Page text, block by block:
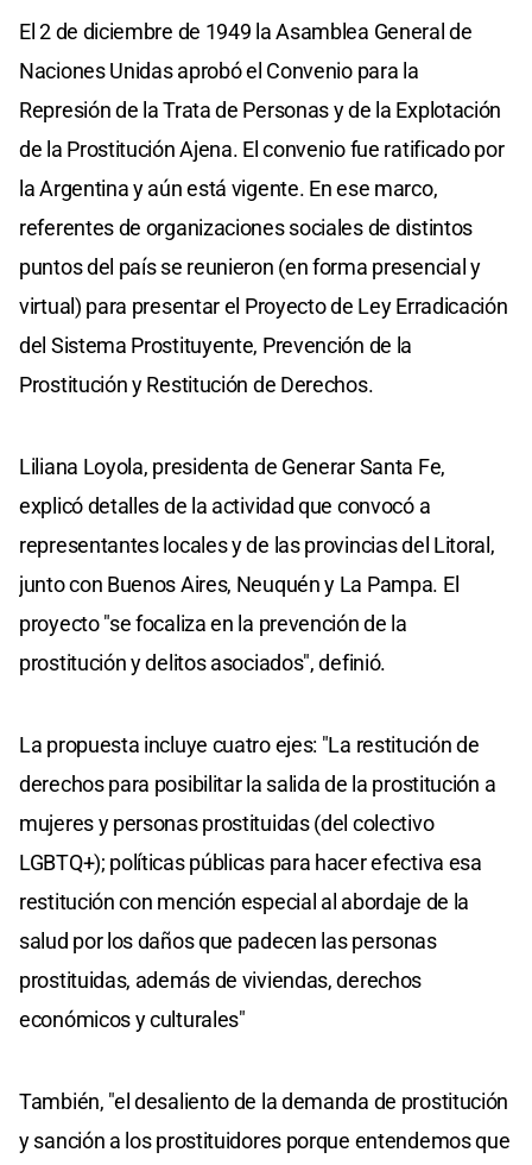
El 2 de diciembre de 1949 la Asamblea General de
Naciones Unidas aprobó el Convenio para la
Represión de la Trata de Personas y de la Explotación
de la Prostitución Ajena. El convenio fue ratificado por
la Argentina y aún está vigente. En ese marco,
referentes de organizaciones sociales de distintos
puntos del país se reunieron (en forma presencial y
virtual) para presentar el Proyecto de Ley Erradicación
del Sistema Prostituyente, Prevención de la
Prostitución y Restitución de Derechos.
Liliana Loyola, presidenta de Generar Santa Fe,
explicó detalles de la actividad que convocó a
representantes locales y de las provincias del Litoral,
junto con Buenos Aires, Neuquén y La Pampa. El
proyecto "se focaliza en la prevención de la
prostitución y delitos asociados", definió.
La propuesta incluye cuatro ejes: "La restitución de
derechos para posibilitar la salida de la prostitución a
mujeres y personas prostituidas (del colectivo
LGBTQ+); políticas públicas para hacer efectiva esa
restitución con mención especial al abordaje de la
salud por los daños que padecen las personas
prostituidas, además de viviendas, derechos
económicos y culturales"
También, "el desaliento de la demanda de prostitución
y sanción a los prostituidores porque entendemos que